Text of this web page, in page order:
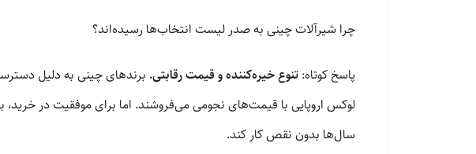
چرا شیرآلات چینی به صدر لیست انتخاب‌ها رسیده‌اند؟
پاسخ کوتاه: تنوع خیره‌کننده و قیمت رقابتی. برندهای چینی به دلیل دسترسی
لوکس اروپایی با قیمت‌های نجومی می‌فروشند. اما برای موفقیت در خرید،
سال‌ها بدون نقص کار کند.